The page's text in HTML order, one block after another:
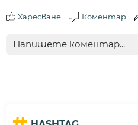
Харесване Коментар